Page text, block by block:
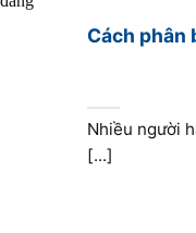
Cách phân
Nhiều người
[...]